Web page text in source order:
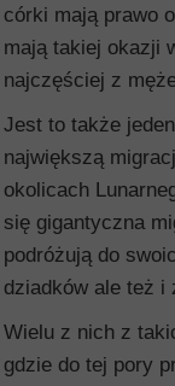
córki mają prawo
mają takiej okazji
najczęściej z
Jest to także
największą
okolicach
się gigantyczna
podróżują do
dziadków ale też i
Wielu z nich z
gdzie do tej pory